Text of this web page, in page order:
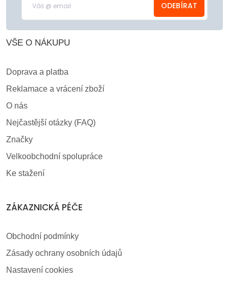
ODEBÍRAT
VŠE O NÁKUPU
Doprava a platba
Reklamace a vrácení zboží
O nás
Nejčastější otázky (FAQ)
Značky
Velkoobchodní spolupráce
Ke stažení
ZÁKAZNICKÁ PÉČE
Obchodní podmínky
Zásady ochrany osobních údajů
Nastavení cookies